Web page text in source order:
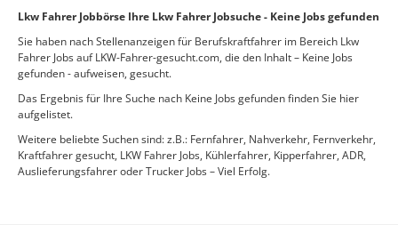
Lkw Fahrer Jobbörse Ihre Lkw Fahrer Jobsuche - Keine Jobs gefunden
Sie haben nach Stellenanzeigen für Berufskraftfahrer im Bereich Lkw
Fahrer Jobs auf LKW-Fahrer-gesucht.com, die den Inhalt – Keine Jobs
gefunden - aufweisen, gesucht.
Das Ergebnis für Ihre Suche nach Keine Jobs gefunden finden Sie hier
aufgelistet.
Weitere beliebte Suchen sind: z.B.: Fernfahrer, Nahverkehr, Fernverkehr,
Kraftfahrer gesucht, LKW Fahrer Jobs, Kühlerfahrer, Kipperfahrer, ADR,
Auslieferungsfahrer oder Trucker Jobs – Viel Erfolg.